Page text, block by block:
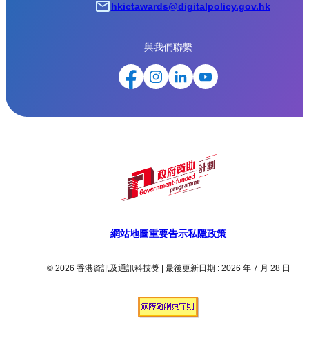
hkictawards@digitalpolicy.gov.hk
與我們聯繫
網站地圖重要告示私隱政策
© 2026 香港資訊及通訊科技獎 | 最後更新日期 : 2026 年 7 月 28 日